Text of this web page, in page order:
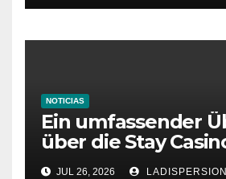
NOTICIAS
Ein umfassender
über die Stay
JUL 26, 2026